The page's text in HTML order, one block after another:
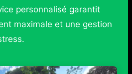
personnalisé garantit
maximale et une gestion